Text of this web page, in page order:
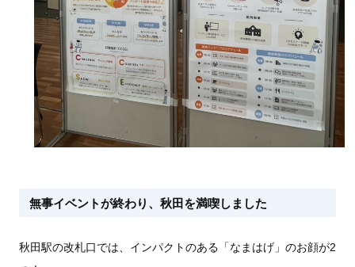
無事イベントが終わり、秋田を満喫しました
秋田駅の改札口では、インパクトのある「なまはげ」のお顔が2